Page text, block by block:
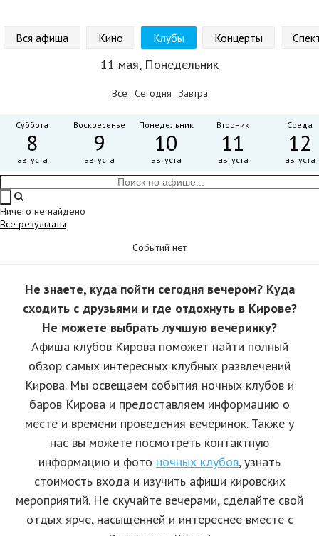
Вся афиша Кино Клубы Концерты
11 мая, Понедельник
Все Сегодня Завтра
Суббота
8
августа
Воскресенье
9
августа
Понедельник
10
августа
Вторник
11
августа
Среда
12
августа
Ничего не найдено
Все результаты
Событий нет
Не знаете, куда пойти сегодня вечером? Куда
сходить с друзьями и где отдохнуть в Кирове?
Не можете выбрать лучшую вечеринку?
Афиша клубов Кирова поможет найти полный
обзор самых интересных клубных развлечений
Кирова. Мы освещаем события ночных клубов и
баров Кирова и предоставляем информацию о
месте и времени проведения вечеринок. Также у
нас вы можете посмотреть контактную
информацию и фото ночных клубов, узнать
стоимость входа и изучить афиши кировских
мероприятий. Не скучайте вечерами, сделайте свой
отдых ярче, насыщенней и интереснее вместе с